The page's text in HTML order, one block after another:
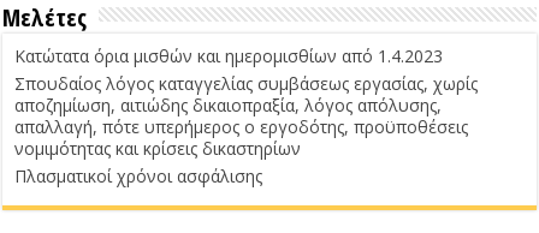
Μελέτες
Κατώτατα όρια μισθών και ημερομισθίων από 1.4.2023
Σπουδαίος λόγος καταγγελίας συμβάσεως εργασίας, χωρίς
αποζημίωση, αιτιώδης δικαιοπραξία, λόγος απόλυσης,
απαλλαγή, πότε υπερήμερος ο εργοδότης, προϋποθέσεις
νομιμότητας και κρίσεις δικαστηρίων
Πλασματικοί χρόνοι ασφάλισης